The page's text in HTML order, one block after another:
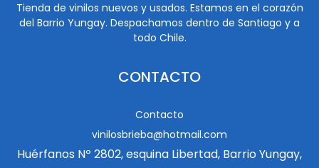
Tienda de vinilos nuevos y usados. Estamos en el corazón
del Barrio Yungay. Despachamos dentro de Santiago y a
todo Chile.
CONTACTO
Contacto
vinilosbrieba@hotmail.com
Huérfanos Nº 2802, esquina Libertad, Barrio Yungay,